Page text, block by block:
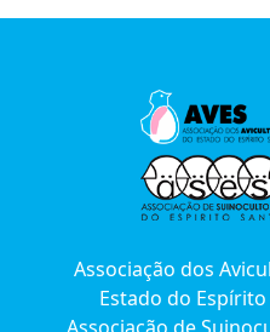
Associação dos
Estado do